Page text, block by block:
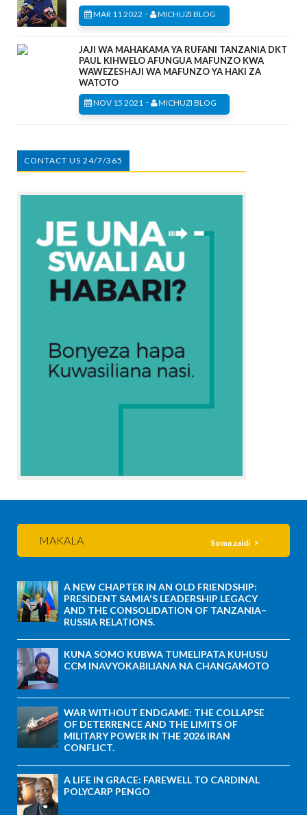
MAR 11 2022 - MICHUZI BLOG
JAJI WA MAHAKAMA YA RUFANI TANZANIA DKT
PAUL KIHWELO AFUNGUA MAFUNZO KWA
WAWEZESHAJI WA MAFUNZO YA HAKI ZA
WATOTO
NOV 15 2021 - MICHUZI BLOG
CONTACT US 24/7/365
MAKALA Soma zaidi
A NEW CHAPTER IN AN OLD FRIENDSHIP:
PRESIDENT SAMIA'S LEADERSHIP LEGACY
AND THE CONSOLIDATION OF TANZANIA–
RUSSIA RELATIONS.
KUNA SOMO KUBWA TUMELIPATA KUHUSU
CCM INAVYOKABILIANA NA CHANGAMOTO
WAR WITHOUT ENDGAME: THE COLLAPSE
OF DETERRENCE AND THE LIMITS OF
MILITARY POWER IN THE 2026 IRAN
CONFLICT.
A LIFE IN GRACE: FAREWELL TO CARDINAL
POLYCARP PENGO